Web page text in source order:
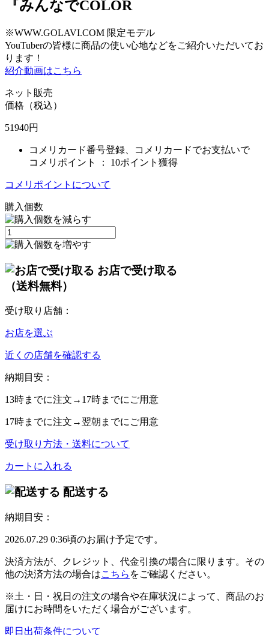
『みんなでCOLOR
※WWW.GOLAVI.COM 限定モデル
YouTuberの皆様に商品の使い心地などをご紹介いただいてお
ります！
紹介動画はこちら
ネット販売
価格（税込）
51940円
コメリカード番号登録、コメリカードでお支払いで
コメリポイント ： 10ポイント獲得
コメリポイントについて
購入個数
お店で受け取る
（送料無料）
受け取り店舗：
お店を選ぶ
近くの店舗を確認する
納期目安：
13時までに注文→ 17時までにご用意
17時までに注文→ 翌朝 までにご用意
受け取り方法・送料について
カートに入れる
配送する
納期目安：
2026.07.29 0:36頃のお届け予定です。
決済方法が、クレジット、代金引換の場合に限ります。その
他の決済方法の場合はこちら をご確認ください。
※土・日・祝日の注文の場合や在庫状況によって、商品のお
届けにお時間をいただく場合がございます。
即日出荷条件について